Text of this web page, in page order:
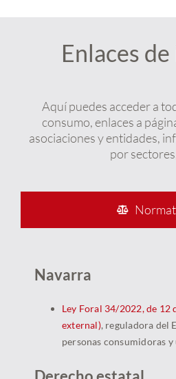
Enlaces
Aquí puedes acceder a
consumo, enlaces a
asociaciones y entidades,
por
Navarra
Ley Foral 34/2022, de 12
external), reguladora del
personas consumidoras y